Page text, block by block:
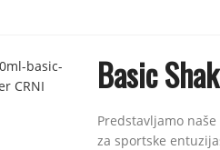
Basic
Predstavljamo
za sportske